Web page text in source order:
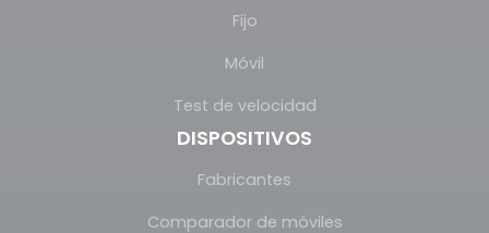
Fijo
Móvil
Test de velocidad
DISPOSITIVOS
Fabricantes
Comparador de móviles